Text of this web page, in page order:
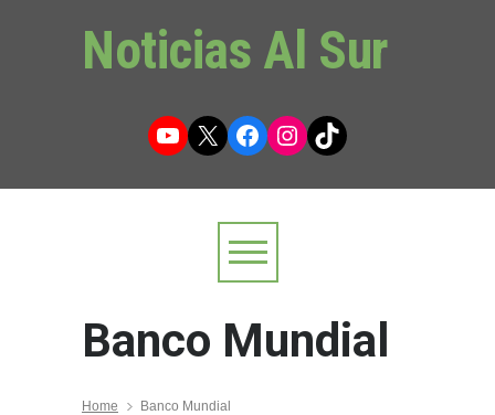
Noticias Al Sur
YouTube
X Facebook
Instagram
TikTok
Banco Mundial
Home Banco Mundial